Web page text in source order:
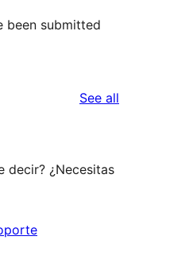
been submitted
See all
decir? ¿Necesitas